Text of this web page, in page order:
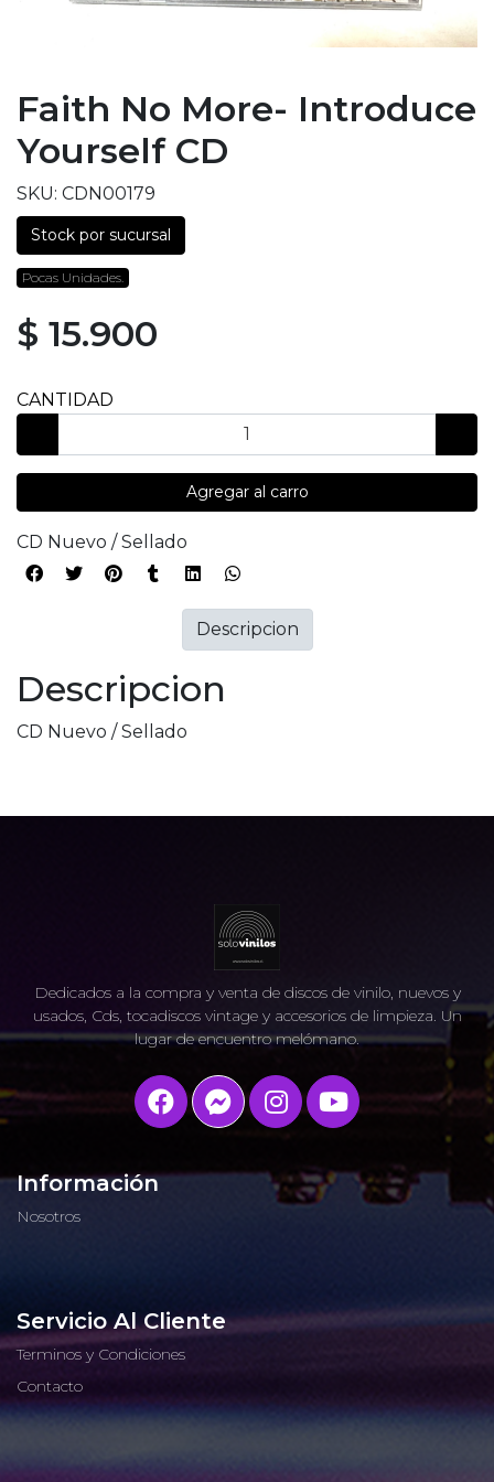
Faith No More- Introduce
Yourself CD
SKU: CDN00179
Stock por sucursal
Pocas Unidades.
$ 15.900
CANTIDAD
Agregar al carro
CD Nuevo / Sellado
Descripcion
CD Nuevo / Sellado
Descripcion
Dedicados a la compra y venta de discos de vinilo, nuevos y
usados, Cds, tocadiscos vintage y accesorios de limpieza. Un
lugar de encuentro melómano.
Información
Nosotros
Servicio Al Cliente
Terminos y Condiciones
Contacto